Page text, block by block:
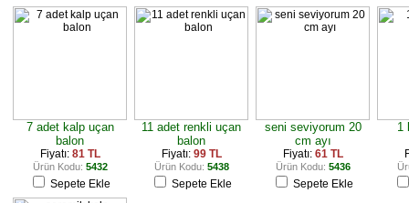
7 adet kalp uçan
balon
Fiyatı: 81 TL
Ürün Kodu: 5432
Sepete Ekle
11 adet renkli uçan
balon
Fiyatı: 99 TL
Ürün Kodu: 5438
Sepete Ekle
seni seviyorum 20
cm ayı
Fiyatı: 61 TL
Ürün Kodu: 5436
Sepete Ekle
1